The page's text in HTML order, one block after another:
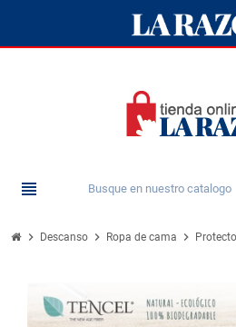
view_headline
chevron_right Descanso chevron_right Ropa de cama chevron_right